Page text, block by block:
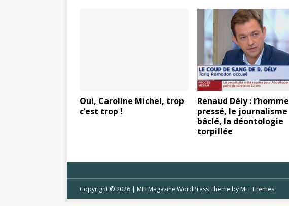
Oui, Caroline Michel, trop
c’est trop !
Renaud Dély : l’homme
pressé, le journalisme
bâclé, la déontologie
torpillée
Copyright © 2026 | MH Magazine WordPress Theme by MH Themes